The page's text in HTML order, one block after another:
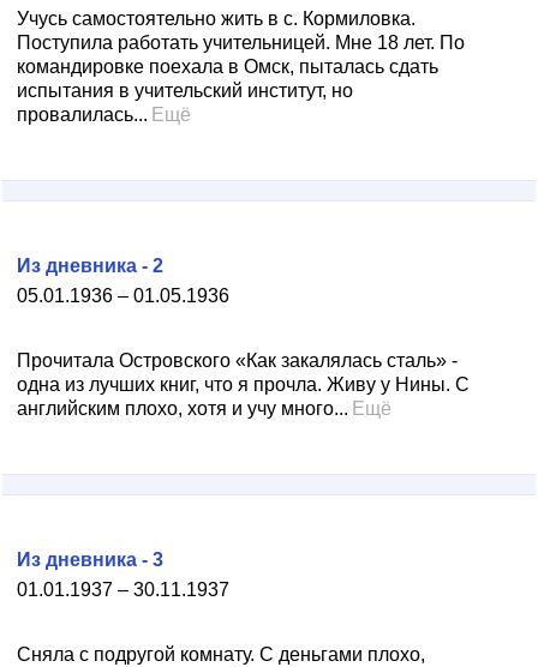
Учусь самостоятельно жить в с. Кормиловка.
Поступила работать учительницей. Мне 18 лет. По
командировке поехала в Омск, пыталась сдать
испытания в учительский институт, но
провалилась... Ещё
05.01.1936 – 01.05.1936
Из дневника - 2
Прочитала Островского «Как закалялась сталь» -
одна из лучших книг, что я прочла. Живу у Нины. С
английским плохо, хотя и учу много... Ещё
01.01.1937 – 30.11.1937
Из дневника - 3
Сняла с подругой комнату. С деньгами плохо,